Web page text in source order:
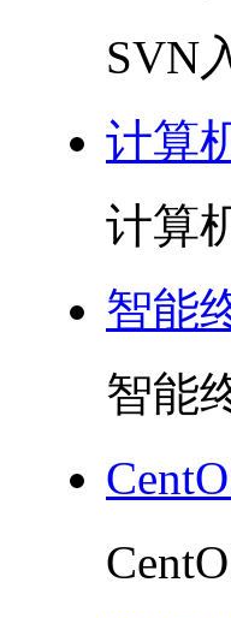
SVN
计算
计算
智能
智能